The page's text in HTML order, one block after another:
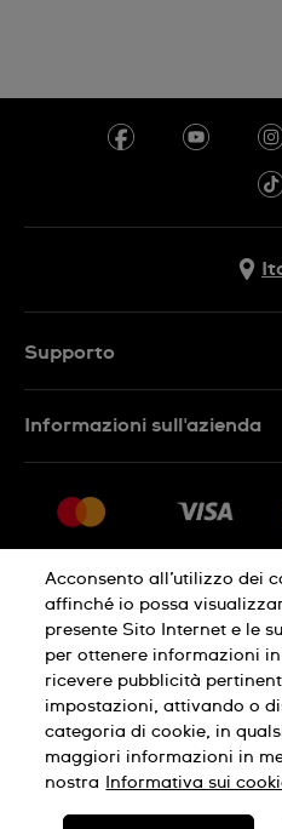
Supporto
Restituzione
Condizioni di vendita
Diritto di recesso
Informazioni sull'azienda
Lavora con noi
Informativa sulla
Condizioni di utilizzo
Acconsento all’utilizzo dei
affinché io possa
presente Sito Internet e le
per ottenere informazioni
ricevere pubblicità
impostazioni, attivando o
categoria di cookie, in
maggiori informazioni in
nostra
Informativa sui